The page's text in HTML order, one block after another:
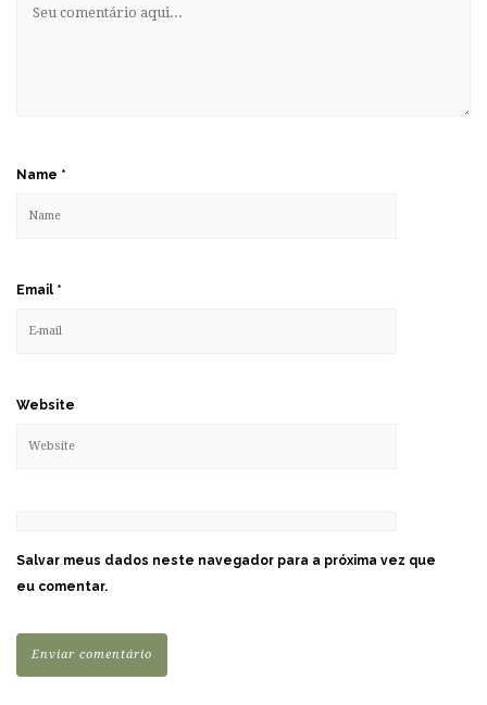
Name *
Email *
Website
Salvar meus dados neste navegador para a próxima vez que
eu comentar.